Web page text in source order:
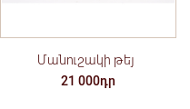
Մանուշակի թեյ
21 000դր